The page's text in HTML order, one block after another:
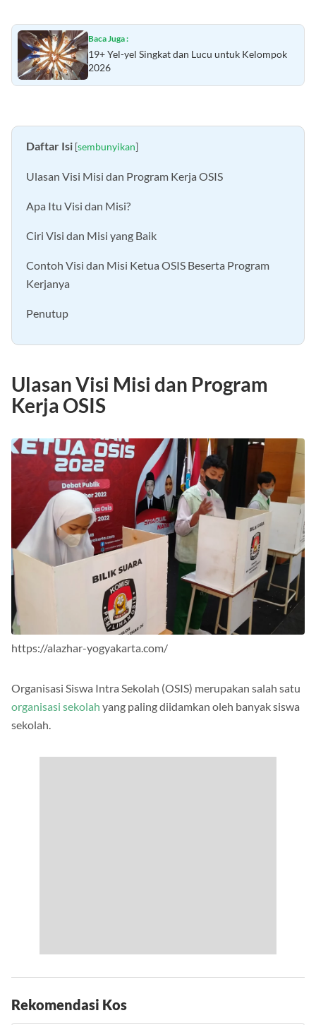
Baca Juga :
19+ Yel-yel Singkat dan Lucu untuk Kelompok
2026
Daftar Isi [sembunyikan]
Ulasan Visi Misi dan Program Kerja OSIS
Apa Itu Visi dan Misi?
Ciri Visi dan Misi yang Baik
Contoh Visi dan Misi Ketua OSIS Beserta Program
Kerjanya
Penutup
Ulasan Visi Misi dan Program
Kerja OSIS
https://alazhar-yogyakarta.com/
Organisasi Siswa Intra Sekolah (OSIS) merupakan salah satu
organisasi sekolah yang paling diidamkan oleh banyak siswa
sekolah.
Rekomendasi Kos